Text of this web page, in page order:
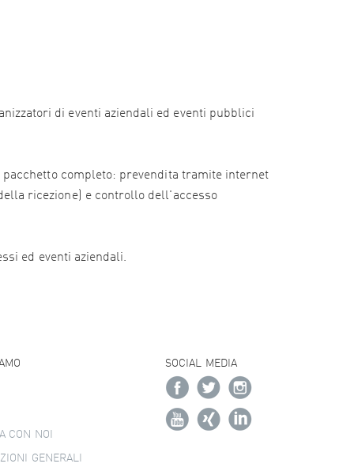
di eventi aziendali ed eventi pubblici
completo: prevendita tramite internet
ricezione) e controllo dell'accesso
ed eventi aziendali.
CON NOI
GENERALI
SOCIAL MEDIA